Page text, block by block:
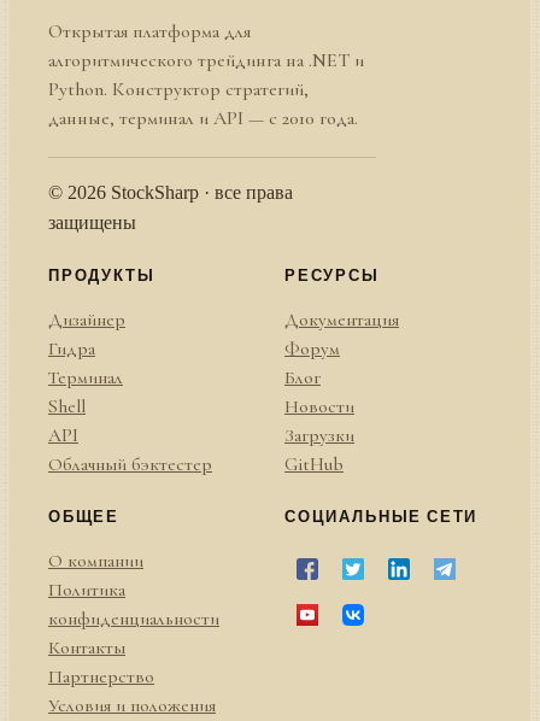
Открытая платформа для
алгоритмического трейдинга на .NET и
Python. Конструктор стратегий,
данные, терминал и API — с 2010 года.
© 2026 StockSharp · все права
защищены
ПРОДУКТЫ
Дизайнер
Гидра
Терминал
Shell
API
Облачный бэктестер
РЕСУРСЫ
Документация
Форум
Блог
Новости
Загрузки
GitHub
ОБЩЕЕ
О компании
Политика
конфиденциальности
Контакты
Партнерство
Условия и положения
СОЦИАЛЬНЫЕ СЕТИ